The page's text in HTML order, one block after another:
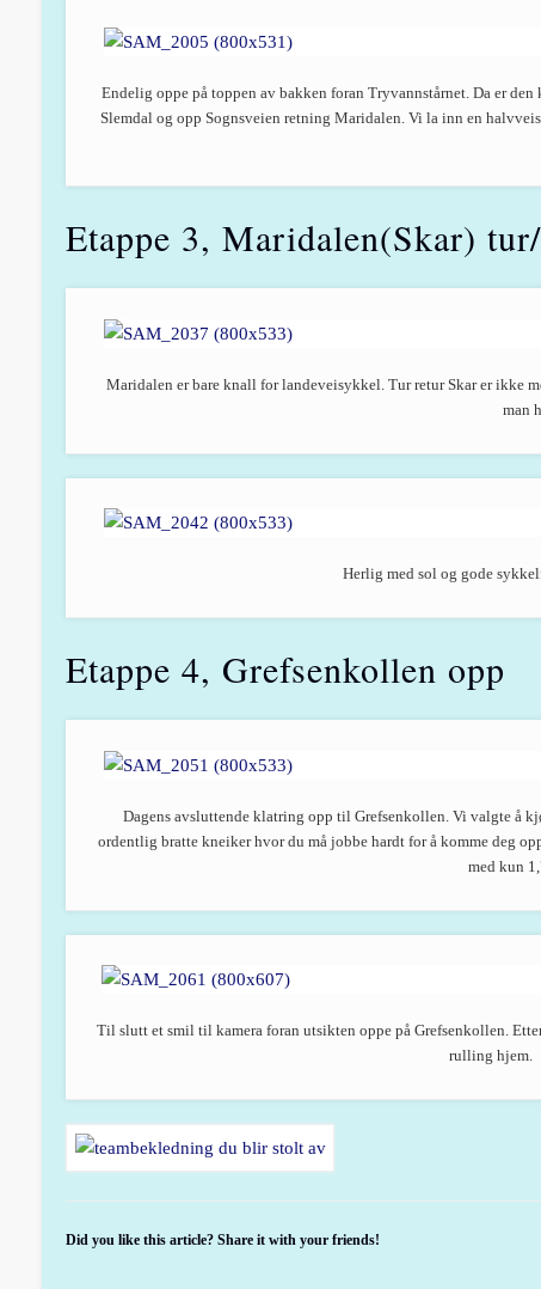
Endelig oppe på toppen av bakken foran Tryvannstårnet. Da er
Slemdal og opp Sognsveien retning Maridalen. Vi la inn en
Etappe 3, Maridalen(Skar)
Maridalen er bare knall for landeveisykkel. Tur retur Skar er ikke
man
Herlig med sol og gode
Etappe 4, Grefsenkollen opp
Dagens avsluttende klatring opp til Grefsenkollen. Vi valgte å
ordentlig bratte kneiker hvor du må jobbe hardt for å komme deg
med kun
Til slutt et smil til kamera foran utsikten oppe på Grefsenkollen.
rulling hjem.
Did you like this article? Share it with your friends!